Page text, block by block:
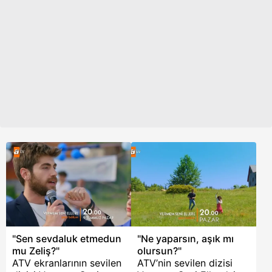
"Sen sevdaluk etmedun
mu Zeliş?"
ATV ekranlarının sevilen
"Ne yaparsın, aşık mı
olursun?"
ATV’nin sevilen dizisi